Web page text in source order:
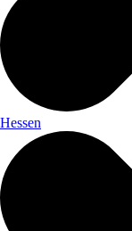
Hessen